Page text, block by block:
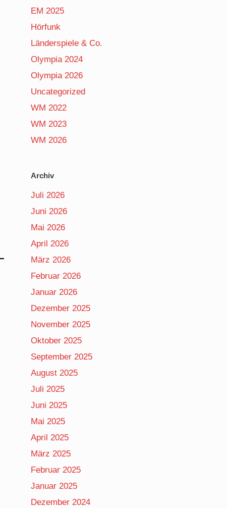
EM 2025
Hörfunk
Länderspiele & Co.
Olympia 2024
Olympia 2026
Uncategorized
WM 2022
WM 2023
WM 2026
Archiv
Juli 2026
Juni 2026
Mai 2026
April 2026
März 2026
Februar 2026
Januar 2026
Dezember 2025
November 2025
Oktober 2025
September 2025
August 2025
Juli 2025
Juni 2025
Mai 2025
April 2025
März 2025
Februar 2025
Januar 2025
Dezember 2024